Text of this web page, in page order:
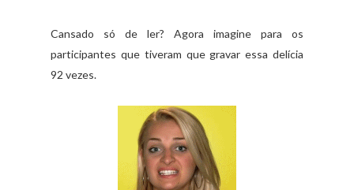
Cansado só de ler? Agora imagine para os
participantes que tiveram que gravar essa delícia
92 vezes.